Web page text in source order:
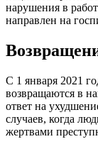
нарушения в
направлен на
С 1 января 2021
возвращаются в
ответ на
случаев, когда
жертвами